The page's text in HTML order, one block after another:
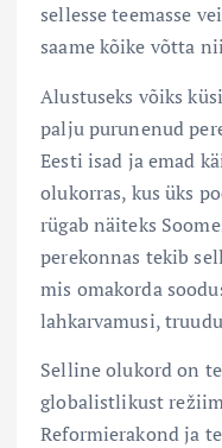
sellesse teemasse
saame kõike võtta
Alustuseks võiks
palju purunenud
Eesti isad ja emad
olukorras, kus üks
rügab näiteks
perekonnas tekib
mis omakorda
lahkarvamusi,
Selline olukord on
globalistlikust
Reformierakond ja